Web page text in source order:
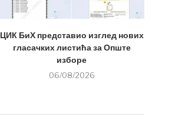
ЦИК БиХ представио изглед нових
гласачких листића за Опште
изборе
06/08/2026